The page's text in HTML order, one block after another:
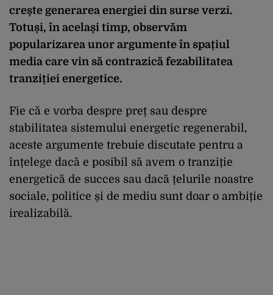
crește generarea energiei din surse verzi.
Totuși, în același timp, observăm
popularizarea unor argumente în spațiul
media care vin să contrazică fezabilitatea
tranziției energetice.
Fie că e vorba despre preț sau despre
stabilitatea sistemului energetic regenerabil,
aceste argumente trebuie discutate pentru a
înțelege dacă e posibil să avem o tranziție
energetică de succes sau dacă țelurile noastre
sociale, politice și de mediu sunt doar o ambiție
irealizabilă.